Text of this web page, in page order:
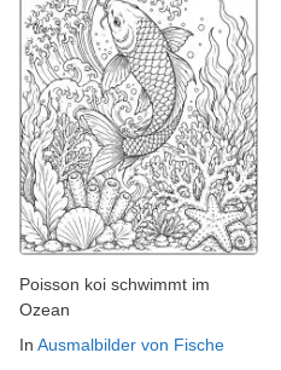
Poisson koi schwimmt im
Ozean
In Ausmalbilder von Fische